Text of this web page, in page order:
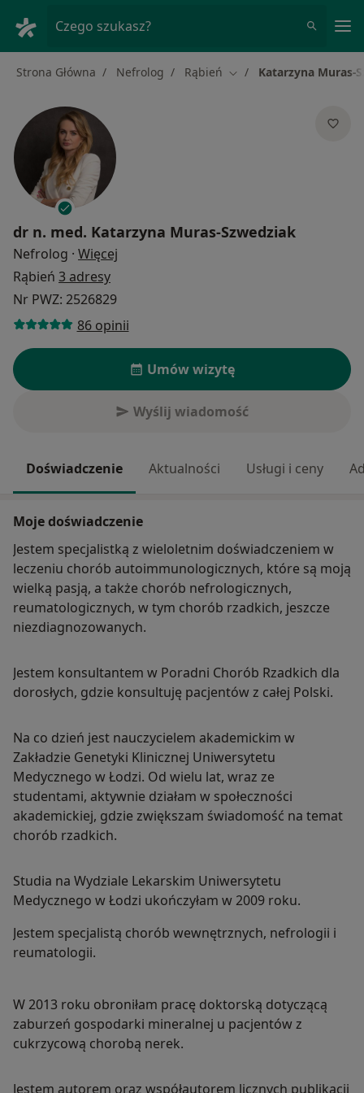
Czego szukasz?
Strona Główna Nefrolog Rąbień Zmień miasto
Katarzyna Muras-
dr n. med. Katarzyna Muras-Szwedziak
Nefrolog · Więcej
Rąbień 3 adresy
Nr PWZ: 2526829
86 opinii
Umów wizytę
Wyślij wiadomość
Doświadczenie Aktualności Usługi i ceny
Moje doświadczenie
Jestem specjalistką z wieloletnim doświadczeniem w
leczeniu chorób autoimmunologicznych, które są moją
wielką pasją, a także chorób nefrologicznych,
reumatologicznych, w tym chorób rzadkich, jeszcze
niezdiagnozowanych.
Jestem konsultantem w Poradni Chorób Rzadkich dla
dorosłych, gdzie konsultuję pacjentów z całej Polski.
Na co dzień jest nauczycielem akademickim w
Zakładzie Genetyki Klinicznej Uniwersytetu
Medycznego w Łodzi. Od wielu lat, wraz ze
studentami, aktywnie działam w społeczności
akademickiej, gdzie zwiększam świadomość na temat
chorób rzadkich.
Studia na Wydziale Lekarskim Uniwersytetu
Medycznego w Łodzi ukończyłam w 2009 roku.
Jestem specjalistą chorób wewnętrznych, nefrologii i
reumatologii.
W 2013 roku obroniłam pracę doktorską dotyczącą
zaburzeń gospodarki mineralnej u pacjentów z
cukrzycową chorobą nerek.
Jestem autorem oraz współautorem licznych publikacji